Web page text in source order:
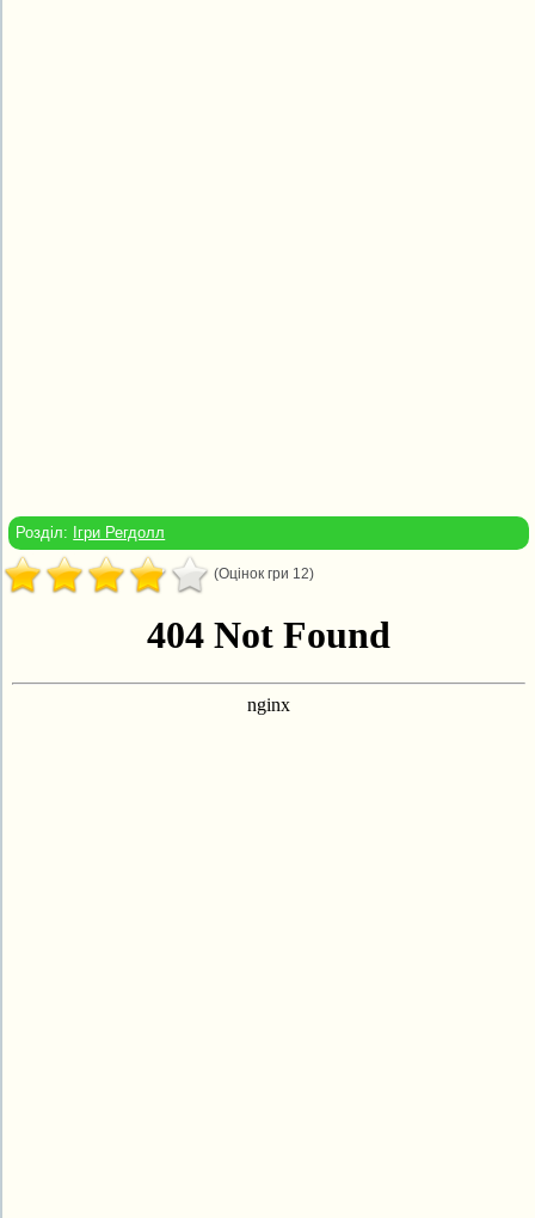
Розділ: Ігри Регдолл
(Оцінок гри 12)